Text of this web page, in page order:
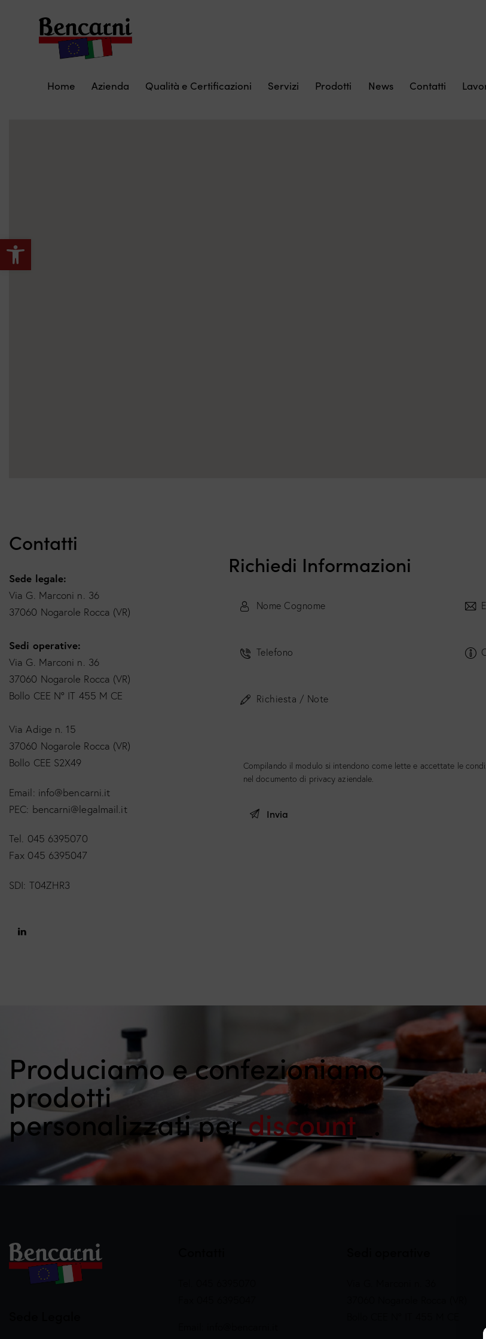
Apri la barra degli strumenti
Home Azienda Qualità e Certificazioni Servizi Prodotti News Contatti
Contatti
Sede legale:
Via G. Marconi n. 36
37060 Nogarole Rocca (VR)
Sedi operative:
Via G. Marconi n. 36
37060 Nogarole Rocca (VR)
Bollo CEE N° IT 455 M CE
Via Adige n. 15
37060 Nogarole Rocca (VR)
Bollo CEE S2X49
Email: info@bencarni.it
PEC: bencarni@legalmail.it
Tel. 045 6395070
Fax 045 6395047
SDI: T04ZHR3
Richiedi Informazioni
Compilando il modulo si intendono come lette e accettate le
nel documento di privacy aziendale.
Produciamo e confezioniamo
prodotti
personalizzati perdiscount_ .